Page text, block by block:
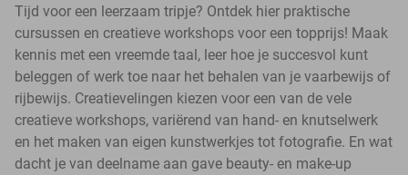
Tijd voor een leerzaam tripje? Ontdek hier praktische
cursussen en creatieve workshops voor een topprijs! Maak
kennis met een vreemde taal, leer hoe je succesvol kunt
beleggen of werk toe naar het behalen van je vaarbewijs of
rijbewijs. Creatievelingen kiezen voor een van de vele
creatieve workshops, variërend van hand- en knutselwerk
en het maken van eigen kunstwerkjes tot fotografie. En wat
dacht je van deelname aan gave beauty- en make-up